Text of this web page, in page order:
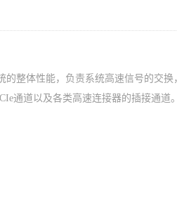
整体性能，负责系统高速信号的交
通道以及各类高速连接器的插接通道